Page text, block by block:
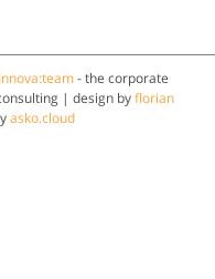
innova:team- the corporate
| design byflorian
asko.cloud